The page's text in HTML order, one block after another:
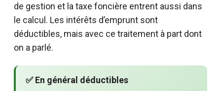
de gestion et la taxe foncière entrent aussi dans
le calcul. Les intérêts d’emprunt sont
déductibles, mais avec ce traitement à part dont
on a parlé.
✅ En général déductibles